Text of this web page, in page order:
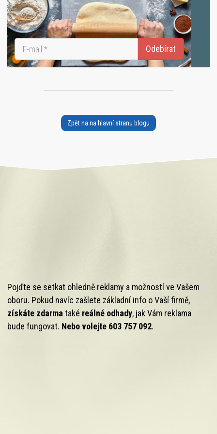
Zpět na na hlavní stranu blogu
Pojďte se setkat ohledně reklamy a možností ve Vašem
oboru. Pokud navíc zašlete základní info o Vaší firmě,
získáte zdarma také reálné odhady, jak Vám reklama
bude fungovat. Nebo volejte 603 757 092.